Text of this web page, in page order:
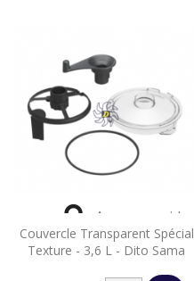
Couvercle Transparent Spécial
Texture - 3,6 L - Dito Sama
 Aperçu rapide